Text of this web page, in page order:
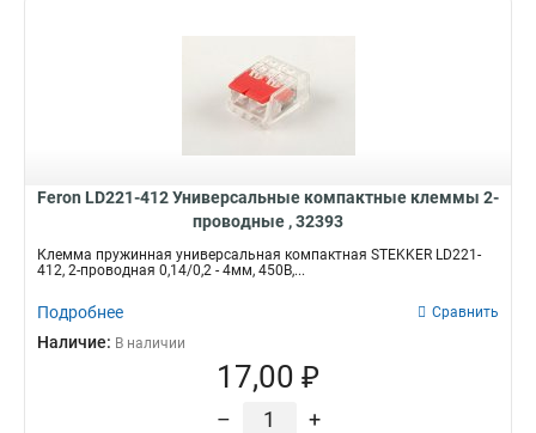
Feron LD221-412 Универсальные компактные клеммы 2-
проводные , 32393
Клемма пружинная универсальная компактная STEKKER LD221-
412, 2-проводная 0,14/0,2 - 4мм, 450В,...
Подробнее Сравнить
Наличие: В наличии
17,00 ₽
– +